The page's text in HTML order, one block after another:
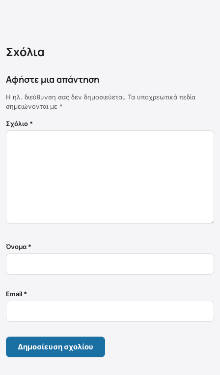
Σχόλια
Αφήστε μια απάντηση
Η ηλ. διεύθυνση σας δεν δημοσιεύεται. Τα υποχρεωτικά πεδία
σημειώνονται με *
Σχόλιο *
Όνομα *
Email *